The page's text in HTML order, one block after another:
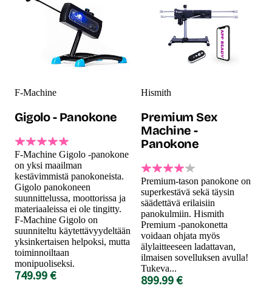
F-Machine
Gigolo - Panokone
F-Machine Gigolo -panokone
on yksi maailman
kestävimmistä panokoneista.
Gigolo panokoneen
suunnittelussa, moottorissa ja
materiaaleissa ei ole tingitty.
F-Machine Gigolo on
suunniteltu käytettävyydeltään
yksinkertaisen helpoksi, mutta
toiminnoiltaan
monipuoliseksi.
749.99 €
Hismith
Premium Sex
Machine -
Panokone
Premium-tason panokone on
superkestävä sekä täysin
säädettävä erilaisiin
panokulmiin. Hismith
Premium -panokonetta
voidaan ohjata myös
älylaitteeseen ladattavan,
ilmaisen sovelluksen avulla!
Tukeva...
899.99 €